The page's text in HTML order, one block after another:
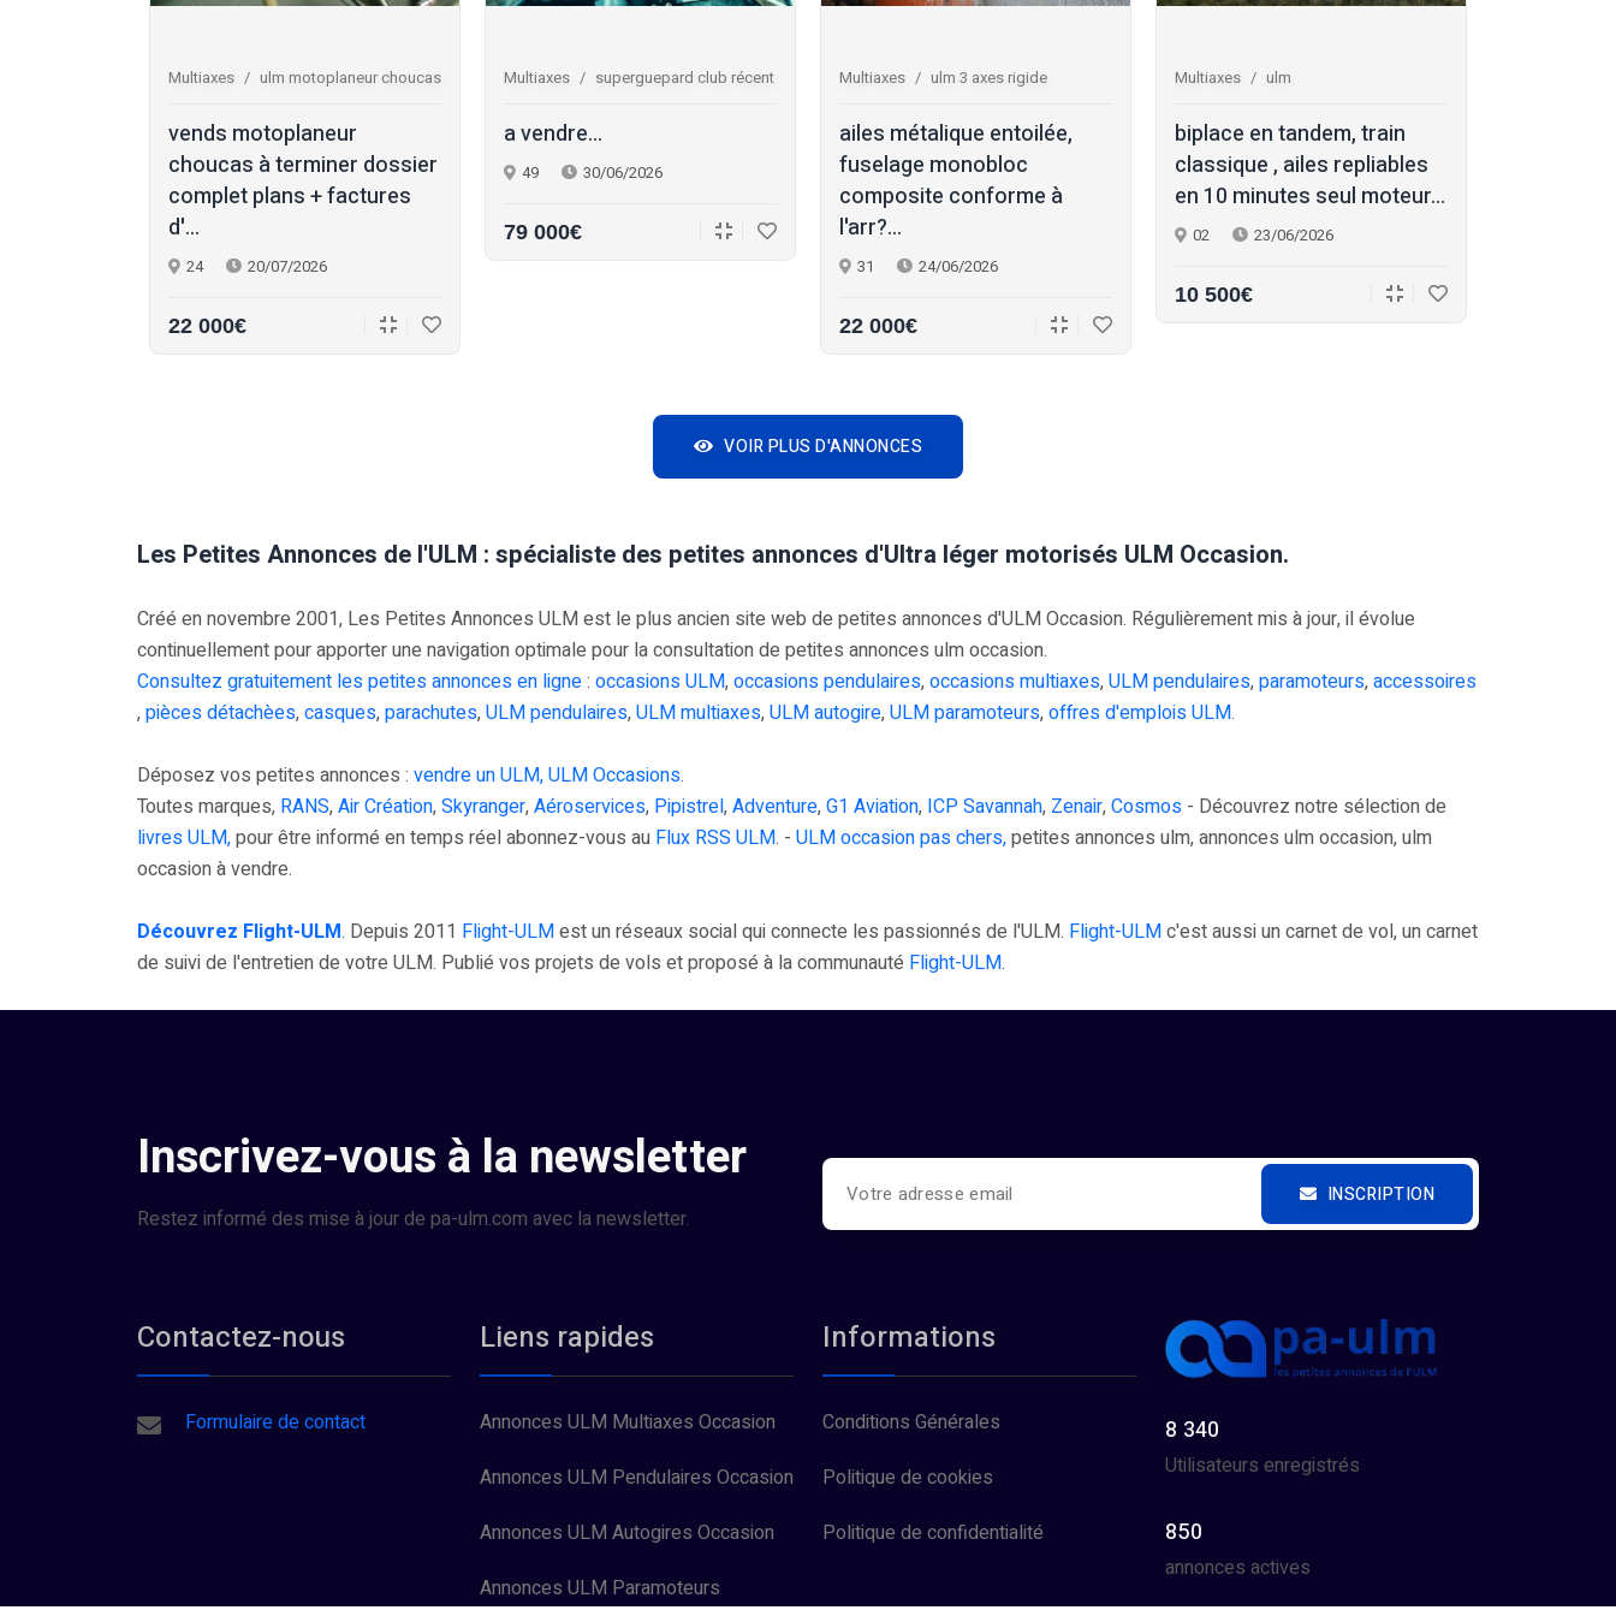
Multiaxes ulm motoplaneur choucas
vends motoplaneur
choucas à terminer dossier
complet plans + factures
d'...
24 20/07/2026
22 000€
Multiaxes superguepard club récent
a vendre...
49 30/06/2026
79 000€
Multiaxes ulm 3 axes rigide
ailes métalique entoilée,
fuselage monobloc
composite conforme à
l'arr?...
31 24/06/2026
22 000€
Multiaxes ulm
biplace en tandem, train
classique , ailes repliables
en 10 minutes seul moteur...
02 23/06/2026
10 500€
VOIR PLUS D'ANNONCES
Les Petites Annonces de l'ULM : spécialiste des petites annonces d'Ultra léger motorisés ULM Occasion.
Créé en novembre 2001, Les Petites Annonces ULM est le plus ancien site web de petites annonces d'ULM Occasion. Régulièrement mis à jour, il évolue
continuellement pour apporter une navigation optimale pour la consultation de petites annonces ulm occasion.
Consultez gratuitement les petites annonces en ligne: occasions ULM,occasions pendulaires,occasions multiaxes,ULM pendulaires,paramoteurs,accessoires
,pièces détachèes,casques,parachutes,ULM pendulaires,ULM multiaxes,ULM autogire,ULM paramoteurs,offres d'emplois ULM.
Déposez vos petites annonces : vendre un ULM, ULM Occasions.
Toutes marques, RANS,Air Création,Skyranger,Aéroservices, Pipistrel,Adventure,G1 Aviation, ICP Savannah, Zenair,Cosmos - Découvrez notre sélection de
livres ULM,pour être informé en temps réel abonnez-vous au Flux RSS ULM. - ULM occasion pas chers,petites annonces ulm, annonces ulm occasion, ulm
occasion à vendre.
Découvrez Flight-ULM. Depuis 2011 Flight-ULMest un réseaux social qui connecte les passionnés de l'ULM. Flight-ULMc'est aussi un carnet de vol, un carnet
de suivi de l'entretien de votre ULM. Publié vos projets de vols et proposé à la communauté Flight-ULM.
Inscrivez-vous à la newsletter
Restez informé des mise à jour de pa-ulm.com avec la newsletter.
INSCRIPTION
Contactez-nous
Formulaire de contact
Liens rapides
Annonces ULM Multiaxes Occasion
Annonces ULM Pendulaires Occasion
Annonces ULM Autogires Occasion
Annonces ULM Paramoteurs
Informations
Conditions Générales
Politique de cookies
Politique de confidentialité
8 340
Utilisateurs enregistrés
850
annonces actives